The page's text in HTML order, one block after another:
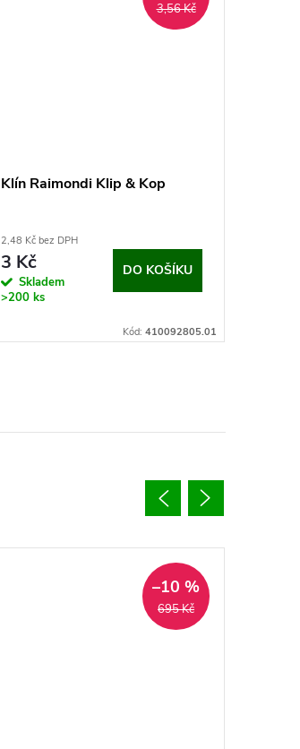
3,56 Kč
Klín Raimondi Klip & Kop
2,48 Kč bez DPH
3 Kč
Skladem
>200 ks
DO KOŠÍKU
Kód: 410092805.01
695 Kč
–10 %